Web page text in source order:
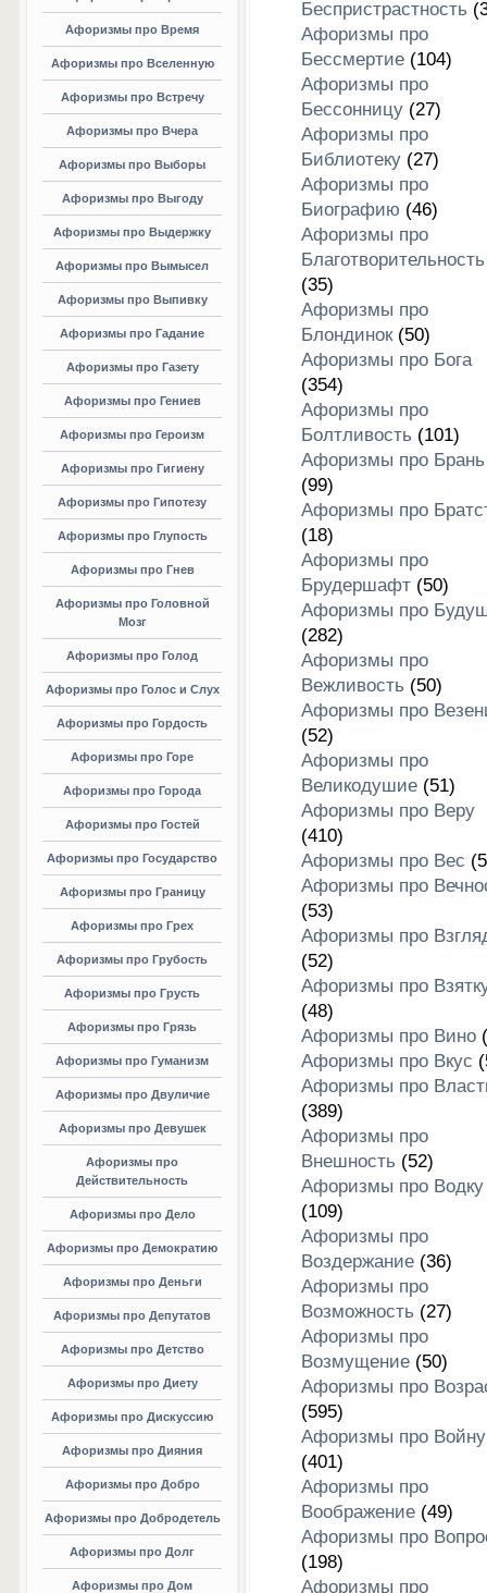
Афоризмы про Время
Афоризмы про Вселенную
Афоризмы про Встречу
Афоризмы про Вчера
Афоризмы про Выборы
Афоризмы про Выгоду
Афоризмы про Выдержку
Афоризмы про Вымысел
Афоризмы про Выпивку
Афоризмы про Гадание
Афоризмы про Газету
Афоризмы про Гениев
Афоризмы про Героизм
Афоризмы про Гигиену
Афоризмы про Гипотезу
Афоризмы про Глупость
Афоризмы про Гнев
Афоризмы про Головной
Мозг
Афоризмы про Голод
Афоризмы про Голос и Слух
Афоризмы про Гордость
Афоризмы про Горе
Афоризмы про Города
Афоризмы про Гостей
Афоризмы про Государство
Афоризмы про Границу
Афоризмы про Грех
Афоризмы про Грубость
Афоризмы про Грусть
Афоризмы про Грязь
Афоризмы про Гуманизм
Афоризмы про Двуличие
Афоризмы про Девушек
Афоризмы про
Действительность
Афоризмы про Дело
Афоризмы про Демократию
Афоризмы про Деньги
Афоризмы про Депутатов
Афоризмы про Детство
Афоризмы про Диету
Афоризмы про Дискуссию
Афоризмы про Дияния
Афоризмы про Добро
Афоризмы про Добродетель
Афоризмы про Долг
Афоризмы про Дом
Беспристрастность
Афоризмы про
Бессмертие(104)
Афоризмы про
Бессонницу(27)
Афоризмы про
Библиотеку(27)
Афоризмы про
Биографию (46)
Афоризмы про
Благотворительность
(35)
Афоризмы про
Блондинок(50)
Афоризмы про Бога
(354)
Афоризмы про
Болтливость (101)
Афоризмы про Брань
(99)
Афоризмы про
(18)
Афоризмы про
Брудершафт(50)
Афоризмы про
(282)
Афоризмы про
Вежливость (50)
Афоризмы про
(52)
Афоризмы про
Великодушие(51)
Афоризмы про Веру
(410)
Афоризмы про Вес
Афоризмы про
(53)
Афоризмы про
(52)
Афоризмы про
(48)
Афоризмы про Вино
Афоризмы про Вкус
Афоризмы про
(389)
Афоризмы про
Внешность (52)
Афоризмы про Водку
(109)
Афоризмы про
Воздержание(36)
Афоризмы про
Возможность (27)
Афоризмы про
Возмущение(50)
Афоризмы про
(595)
Афоризмы про Войну
(401)
Афоризмы про
Воображение(49)
Афоризмы про
(198)
Афоризмы про